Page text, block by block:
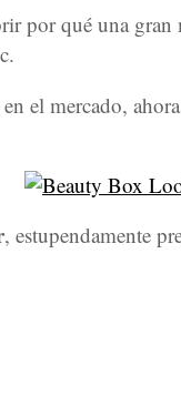
por qué una
el mercado,
, estupendamente